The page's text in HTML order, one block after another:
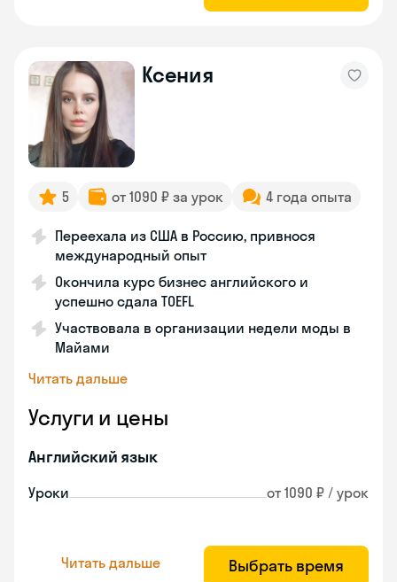
Ксения
5 от 1090 ₽ за урок 4 года опыта
Переехала из США в Россию, привнося
международный опыт
Окончила курс бизнес английского и
успешно сдала TOEFL
Участвовала в организации недели моды в
Майами
Читать дальше
Услуги и цены
Английский язык
Уроки от 1090 ₽ / урок
Читать дальше Выбрать время